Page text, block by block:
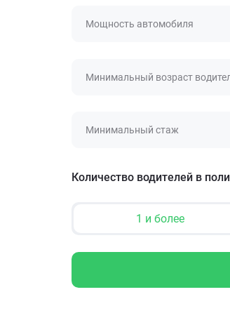
Мощность автомобиля
Минимальный возраст
Минимальный стаж
Количество водителей в
1 и более